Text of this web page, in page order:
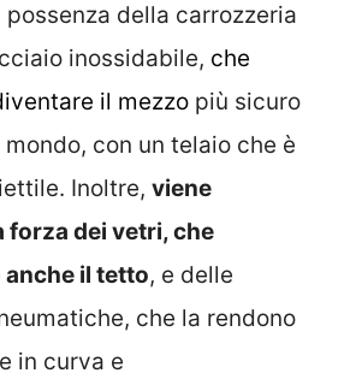
della carrozzeria
inossidabile, che
il mezzo più sicuro
con un telaio che è
Inoltre, viene
forza dei vetri, che
il tetto, e delle
che la rendono
in curva e